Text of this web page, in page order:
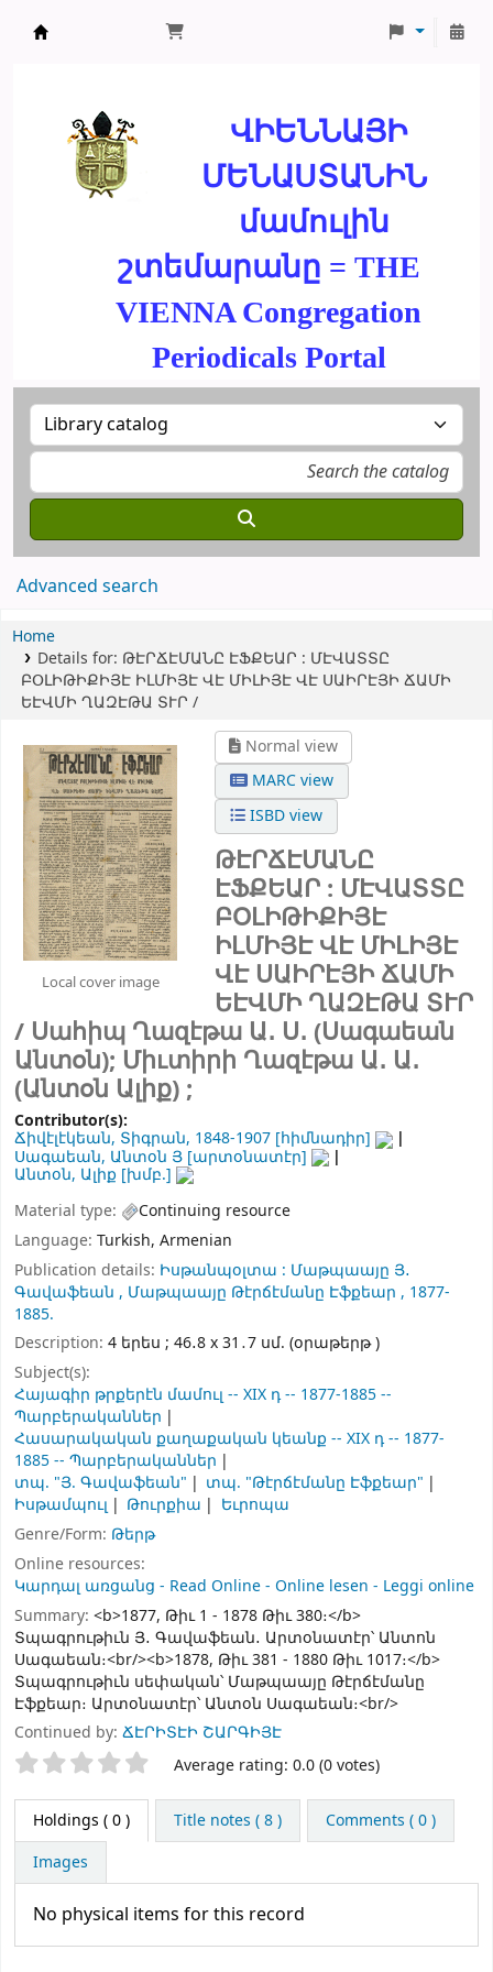
ՎԻԵՆՆԱՅԻ
ՄԵՆԱՍՏԱՆԻՆ
մամուլին
շտեմարանը = THE
VIENNA Congregation
Periodicals Portal
Advanced search
Home
Details for: ԹԷՐՃԷՄԱՆԸ ԷՖՔԵԱՐ : ՄԷՎԱՏՏԸ
ԲՕԼԻԹԻՔԻՅԷ ԻԼՄԻՅԷ ՎԷ ՄԻԼԻՅԷ ՎԷ ՍԱԻՐԷՅԻ ՃԱՄԻ
ԵԷՎՄԻ ՂԱԶԷԹԱ ՏՒՐ /
Local cover image
Normal view
MARC view
ISBD view
ԹԷՐՃԷՄԱՆԸ
ԷՖՔԵԱՐ : ՄԷՎԱՏՏԸ
ԲՕԼԻԹԻՔԻՅԷ
ԻԼՄԻՅԷ ՎԷ ՄԻԼԻՅԷ
ՎԷ ՍԱԻՐԷՅԻ ՃԱՄԻ
ԵԷՎՄԻ ՂԱԶԷԹԱ ՏՒՐ
/ Սահիպ Ղազէթա Ա․ Ս․ (Սագաեան
Անտօն); Միւտիրի Ղազէթա Ա․ Ա․
(Անտօն Ալիք) ;
Contributor(s):
Ճիվէլէկեան, Տիգրան, 1848-1907 [հիմնադիր]
Սագաեան, Անտօն Յ [արտօնատէր]
Անտօն, Ալիք [խմբ.]
Material type:
Continuing resource
Language: Turkish, Armenian
Publication details: Իսթանպօլտա : Մաթպաայը Յ․
Գավաֆեան , Մաթպաայը Թէրճէմանը Էֆքեար , 1877-
1885.
Description: 4 երես ; 46․8 x 31․7 սմ. (օրաթերթ )
Subject(s):
Հայագիր թրքերէն մամուլ -- XIX դ -- 1877-1885 --
Պարբերականներ
Հասարակական քաղաքական կեանք -- XIX դ -- 1877-
1885 -- Պարբերականներ
տպ. "Յ. Գավաֆեան"
տպ. "Թէրճէմանը Էֆքեար"
Իսթամպուլ
Թուրքիա
Եւրոպա
Genre/Form: Թերթ
Online resources:
Կարդալ առցանց - Read Online - Online lesen - Leggi online
Summary: <b>1877, Թիւ 1 - 1878 Թիւ 380։</b>
Տպագրութիւն Յ․ Գավաֆեան․ Արտօնատէր՝ Անտոն
Սագաեան։<br/><b>1878, Թիւ 381 - 1880 Թիւ 1017։</b>
Տպագրութիւն սեփական՝ Մաթպաայը Թէրճէմանը
Էֆքեար։ Արտօնատէր՝ Անտօն Սագաեան։<br/>
Continued by: ՃԷՐԻՏԷԻ ՇԱՐԳԻՅԷ
Star ratings Average rating: 0.0 (0 votes)
Holdings ( 0 ) Title notes ( 8 )
Comments ( 0 )
Images
No physical items for this record